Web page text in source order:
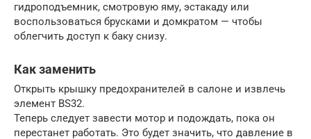
гидроподъемник, смотровую яму, эстакаду или
воспользоваться брусками и домкратом — чтобы
облегчить доступ к баку снизу.
Как заменить
Открыть крышку предохранителей в салоне и извлечь
элемент BS32.
Теперь следует завести мотор и подождать, пока он
перестанет работать. Это будет значить, что давление в